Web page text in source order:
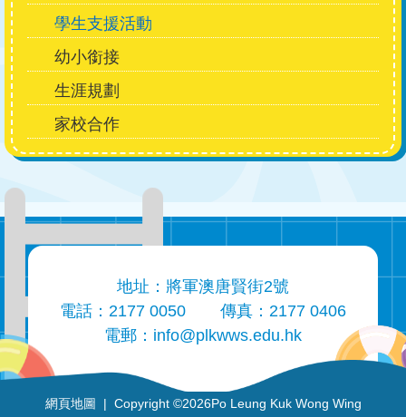
學生支援活動
幼小銜接
生涯規劃
家校合作
地址：將軍澳唐賢街2號
電話：2177 0050
傳真：2177 0406
電郵： info@plkwws.edu.hk
網頁地圖 | Copyright ©2026Po Leung Kuk Wong Wing